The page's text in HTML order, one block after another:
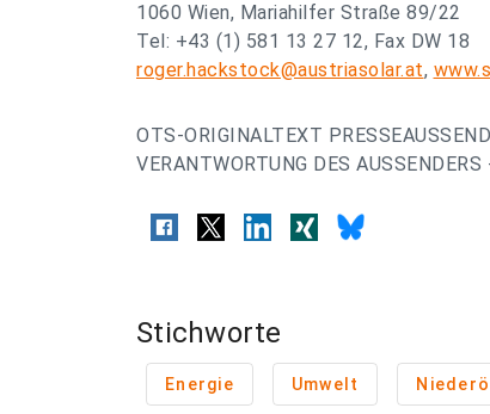
1060 Wien, Mariahilfer Straße 89/22
Tel: +43 (1) 581 13 27 12, Fax DW 18
roger.hackstock@austriasolar.at,
OTS-ORIGINALTEXT
VERANTWORTUNG DES
Stichworte
Energie Umwelt